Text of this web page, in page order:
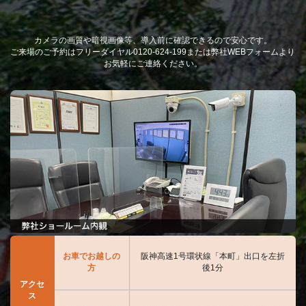
カメラの画質や暗視画像等、導入前に確認できるので安心です。
ご来場のご予約はフリーダイヤル0120-624-199または弊社WEBフォームより
お気軽にご連絡ください。
アクセ
ス
お車でお越しの
方
阪神高速1号環状線「本町」出口を左折
後1分